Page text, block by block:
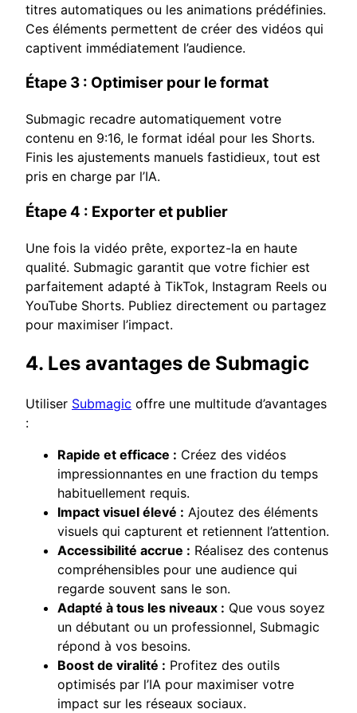
titres automatiques ou les animations prédéfinies.
Ces éléments permettent de créer des vidéos qui
captivent immédiatement l’audience.
Étape 3 : Optimiser pour le format
Submagic recadre automatiquement votre
contenu en 9:16, le format idéal pour les Shorts.
Finis les ajustements manuels fastidieux, tout est
pris en charge par l’IA.
Étape 4 : Exporter et publier
Une fois la vidéo prête, exportez-la en haute
qualité. Submagic garantit que votre fichier est
parfaitement adapté à TikTok, Instagram Reels ou
YouTube Shorts. Publiez directement ou partagez
pour maximiser l’impact.
4. Les avantages de Submagic
Utiliser Submagic offre une multitude d’avantages
:
Rapide et efficace : Créez des vidéos
impressionnantes en une fraction du temps
habituellement requis.
Impact visuel élevé : Ajoutez des éléments
visuels qui capturent et retiennent l’attention.
Accessibilité accrue : Réalisez des contenus
compréhensibles pour une audience qui
regarde souvent sans le son.
Adapté à tous les niveaux : Que vous soyez
un débutant ou un professionnel, Submagic
répond à vos besoins.
Boost de viralité : Profitez des outils
optimisés par l’IA pour maximiser votre
impact sur les réseaux sociaux.